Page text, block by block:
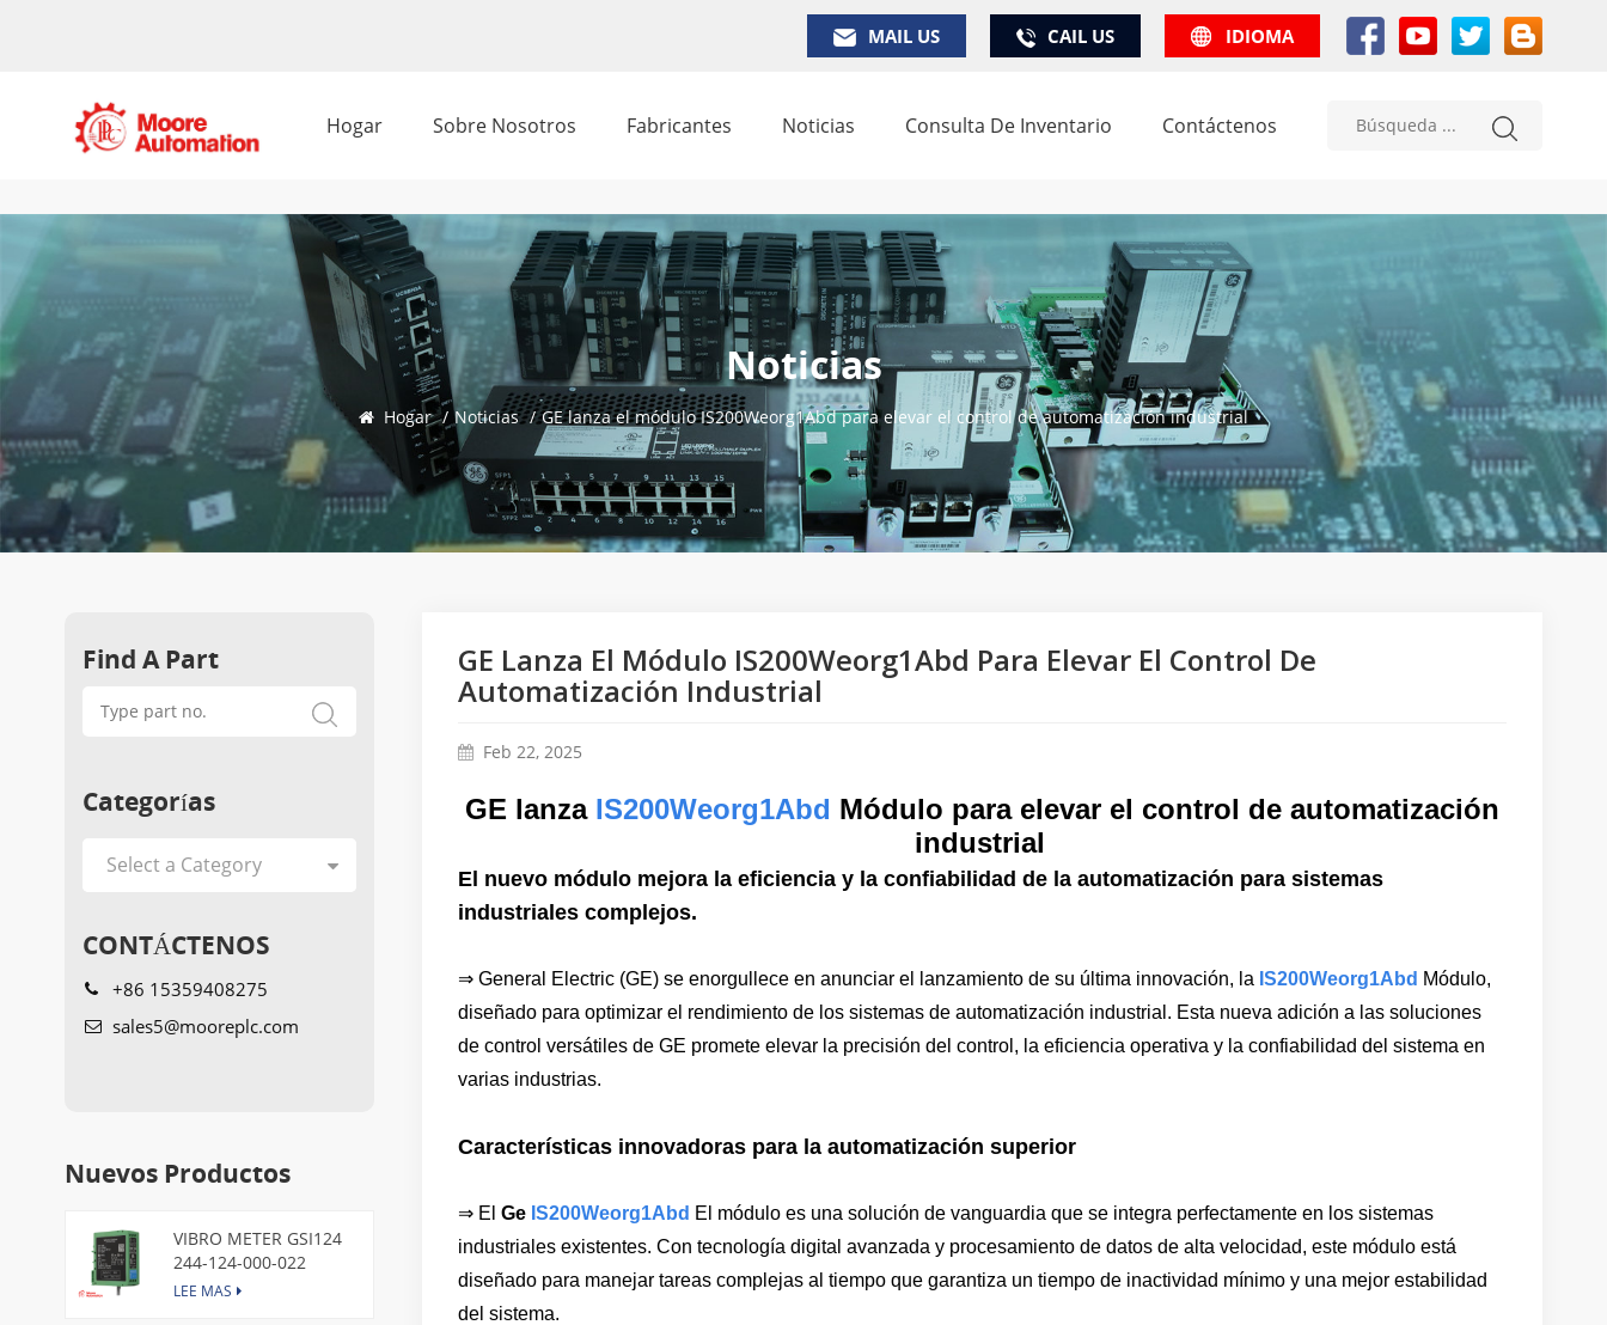
MAIL US CAIL US IDIOMA
Hogar Sobre Nosotros Fabricantes Noticias Consulta De Inventario Contáctenos
Noticias
Hogar / Noticias / GE lanza el módulo IS200Weorg1Abd para elevar el control de automatización industrial
GE Lanza El Módulo IS200Weorg1Abd Para Elevar El Control De
Automatización Industrial
Feb 22, 2025
GE lanza IS200Weorg1Abd Módulo para elevar el control de automatización
industrial
El nuevo módulo mejora la eficiencia y la confiabilidad de la automatización para sistemas
industriales complejos.
⇒ General Electric (GE) se enorgullece en anunciar el lanzamiento de su última innovación, la IS200Weorg1Abd Módulo,
diseñado para optimizar el rendimiento de los sistemas de automatización industrial. Esta nueva adición a las soluciones
de control versátiles de GE promete elevar la precisión del control, la eficiencia operativa y la confiabilidad del sistema en
varias industrias.
Características innovadoras para la automatización superior
⇒ ElGe IS200Weorg1Abd El módulo es una solución de vanguardia que se integra perfectamente en los sistemas
industriales existentes. Con tecnología digital avanzada y procesamiento de datos de alta velocidad, este módulo está
diseñado para manejar tareas complejas al tiempo que garantiza un tiempo de inactividad mínimo y una mejor estabilidad
del sistema.
Find A Part
Categorías
CONTÁCTENOS
+86 15359408275
sales5@mooreplc.com
Nuevos Productos
VIBRO METER GSI124
244-124-000-022
Piezoelectric Pressure
LEE MAS